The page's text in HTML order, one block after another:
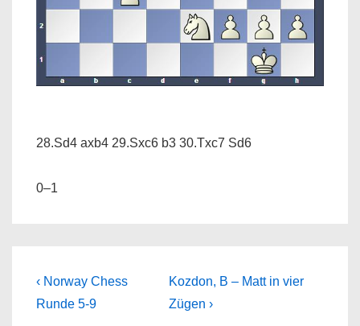
28.Sd4 axb4 29.Sxc6 b3 30.Txc7 Sd6
0–1
Beitragsnavigation
Previous
Post
‹ Norway Chess
Runde 5-9
Next
Post
Kozdon, B – Matt in vier
Zügen ›